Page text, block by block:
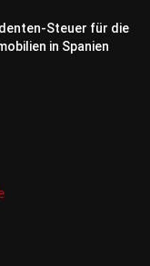
Steuer für die
in Spanien